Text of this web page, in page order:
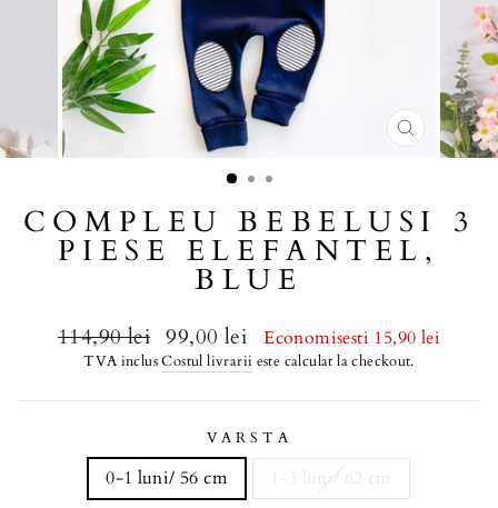
COMPLEU BEBELUSI 3
PIESE ELEFANTEL,
BLUE
Regular
price
114,90 lei
Sale
price
99,00 lei Economisesti 15,90 lei
TVA inclusCostul livrarii este calculat la checkout.
VARSTA
0-1 luni/ 56 cm 1-3 luni/ 62 cm